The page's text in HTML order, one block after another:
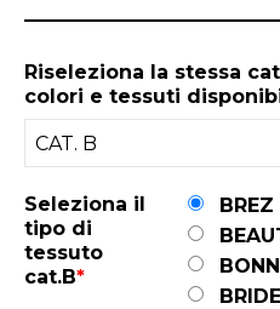
Riseleziona la stessa
colori e tessuti
Seleziona il
tipo di
tessuto
cat.B*
BREZ
BRIDE